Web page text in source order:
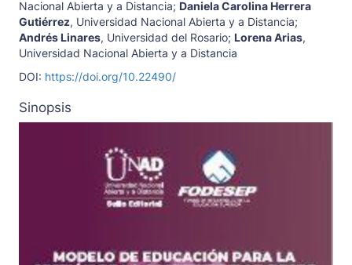
Nacional Abierta y a Distancia; Daniela Carolina Herrera
Gutiérrez, Universidad Nacional Abierta y a Distancia;
Andrés Linares, Universidad del Rosario; Lorena Arias,
Universidad Nacional Abierta y a Distancia
DOI: https://doi.org/10.22490/
Sinopsis